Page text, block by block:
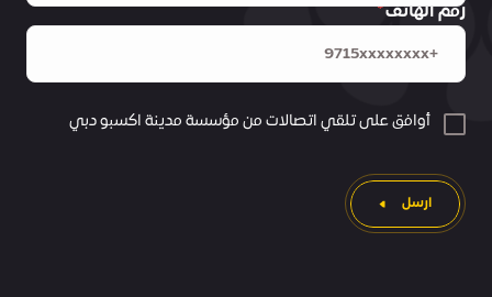
رقم الهاتف
أوافق على تلقي اتصالات من مؤسسة مدينة اكسبو دبي
ارسل